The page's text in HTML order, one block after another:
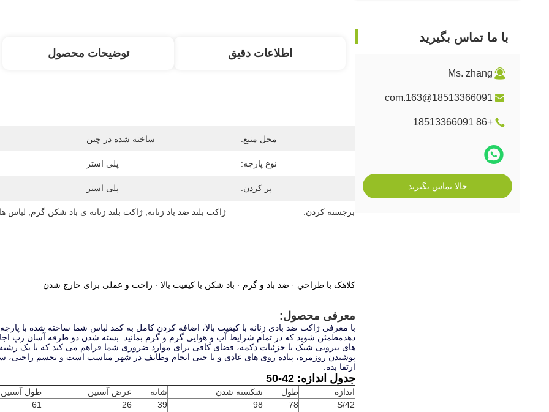
با ما تماس بگیرید
Ms. zhang
18513366091@163.com
+86 18513366091
حالا تماس بگیرید
اطلاعات دقیق توضیحات محصول
محل منبع: ساخته شده در چین
نوع پارچه: پلی استر
پر كردن: پلی استر
برجسته کردن: ژاکت بلند ضد باد زنانه , ژاکت بلند زنانه ی باد شکن گرم لباس
کلاهک با طراحي · ضد باد و گرم · باد شکن با کیفیت بالا · راحت و عملی برای خارج شدن
معرفی محصول:
با معرفی ژاکت ضد بادی زنانه با کیفیت بالا، اضافه کردن کامل به کمد لباس شما ساخته شده با پارچه
دهدمطمئن شوید که در تمام شرایط آب و هوایی گرم و گرم بمانید. بسته شدن دو طرفه آسان زپ
های بیرونی شیک با جزئیات دکمه، فضای کافی برای موارد ضروری شما فراهم می کند.که با یک
پوشیدن روزمره، پیاده روی های عادی و یا حتی انجام وظایف در شهر مناسب است و تجسم راحتی،
ارتقا بده.
جدول اندازه: 42-50
اندازه طول شکسته شدن شانه عرض آستین
طول آستین
S/42
78
98
39
26
61